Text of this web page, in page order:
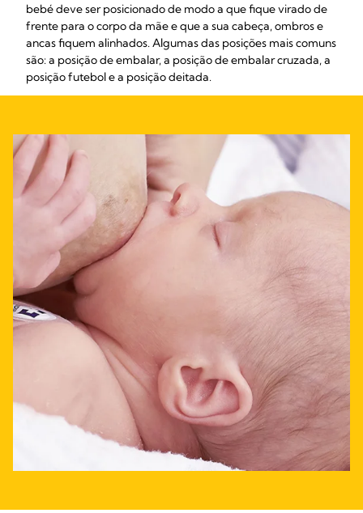
bebé deve ser posicionado de modo a que fique virado de
frente para o corpo da mãe e que a sua cabeça, ombros e
ancas fiquem alinhados. Algumas das posições mais comuns
são: a posição de embalar, a posição de embalar cruzada, a
posição futebol e a posição deitada.